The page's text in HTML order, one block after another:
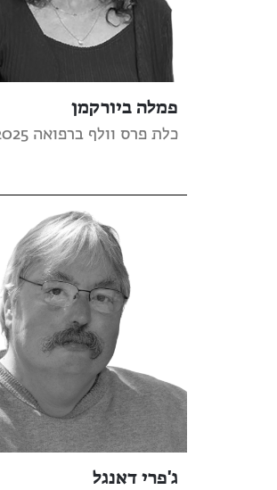
פמלה ביורקמן
כלת פרס וולף ברפואה 2025
ג'פרי דאנגל